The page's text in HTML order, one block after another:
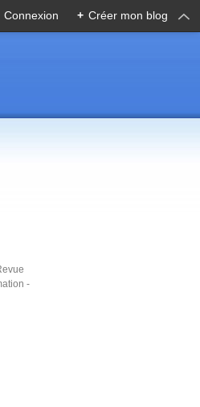
Connexion + Créer mon blog
-